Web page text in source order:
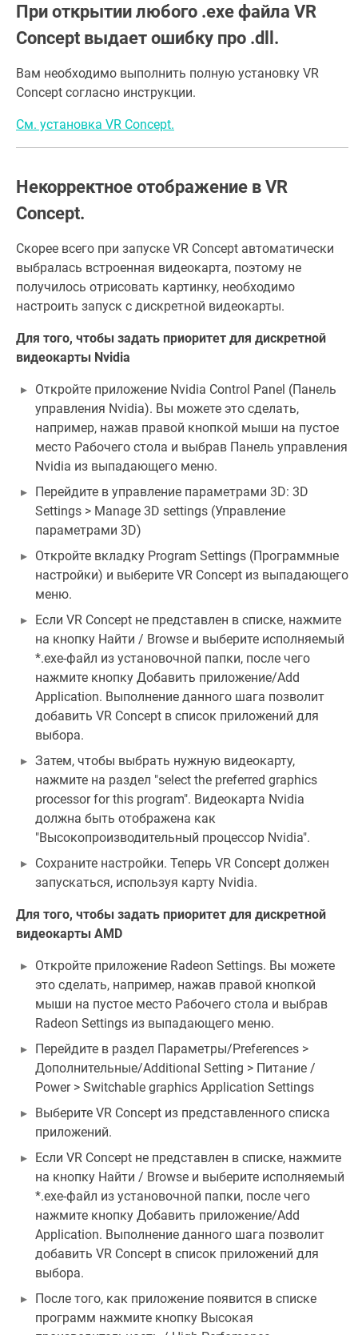
При открытии любого .exe файла VR
Concept выдает ошибку про .dll.
Вам необходимо выполнить полную установку VR
Concept согласно инструкции.
См. установка VR Concept.
Некорректное отображение в VR
Concept.
Скорее всего при запуске VR Concept автоматически
выбралась встроенная видеокарта, поэтому не
получилось отрисовать картинку, необходимо
настроить запуск с дискретной видеокарты.
Для того, чтобы задать приоритет для дискретной
видеокарты Nvidia
Откройте приложение Nvidia Control Panel (Панель
управления Nvidia). Вы можете это сделать,
например, нажав правой кнопкой мыши на пустое
место Рабочего стола и выбрав Панель управления
Nvidia из выпадающего меню.
Перейдите в управление параметрами 3D: 3D
Settings > Manage 3D settings (Управление
параметрами 3D)
Откройте вкладку Program Settings (Программные
настройки) и выберите VR Concept из выпадающего
меню.
Если VR Concept не представлен в списке, нажмите
на кнопку Найти / Browse и выберите исполняемый
*.exe-файл из установочной папки, после чего
нажмите кнопку Добавить приложение/Add
Application. Выполнение данного шага позволит
добавить VR Concept в список приложений для
выбора.
Затем, чтобы выбрать нужную видеокарту,
нажмите на раздел "select the preferred graphics
processor for this program". Видеокарта Nvidia
должна быть отображена как
"Высокопроизводительный процессор Nvidia".
Сохраните настройки. Теперь VR Concept должен
запускаться, используя карту Nvidia.
Для того, чтобы задать приоритет для дискретной
видеокарты AMD
Откройте приложение Radeon Settings. Вы можете
это сделать, например, нажав правой кнопкой
мыши на пустое место Рабочего стола и выбрав
Radeon Settings из выпадающего меню.
Перейдите в раздел Параметры/Preferences >
Дополнительные/Additional Setting > Питание /
Power > Switchable graphics Application Settings
Выберите VR Concept из представленного списка
приложений.
Если VR Concept не представлен в списке, нажмите
на кнопку Найти / Browse и выберите исполняемый
*.exe-файл из установочной папки, после чего
нажмите кнопку Добавить приложение/Add
Application. Выполнение данного шага позволит
добавить VR Concept в список приложений для
выбора.
После того, как приложение появится в списке
программ нажмите кнопку Высокая